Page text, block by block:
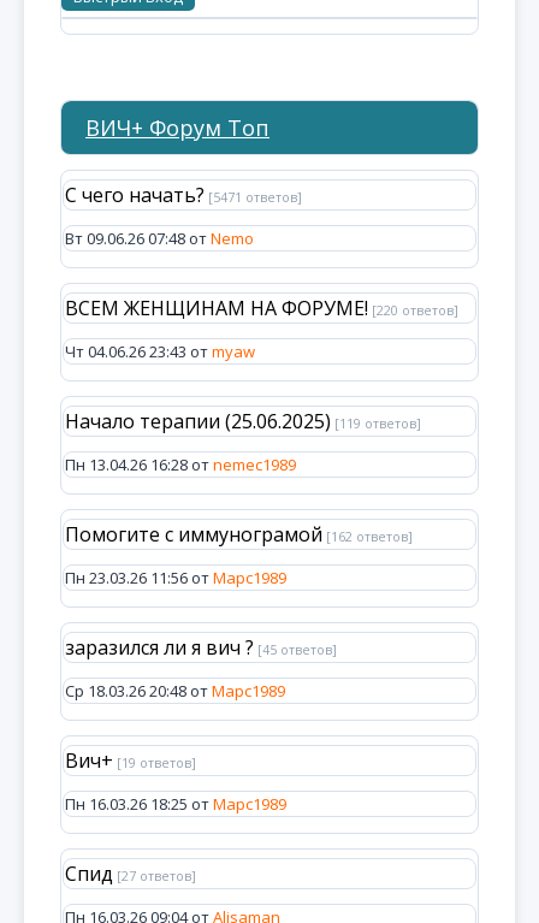
ВИЧ+ Форум Топ
С чего начать? [5471 ответов]
Вт 09.06.26 07:48 отNemo
ВСЕМ ЖЕНЩИНАМ НА ФОРУМЕ! [220 ответов]
Чт 04.06.26 23:43 отmyaw
Начало терапии (25.06.2025) [119 ответов]
Пн 13.04.26 16:28 отnemec1989
Помогите с иммунограмой [162 ответов]
Пн 23.03.26 11:56 отМарс1989
заразился ли я вич ? [45 ответов]
Ср 18.03.26 20:48 отМарс1989
Вич+ [19 ответов]
Пн 16.03.26 18:25 отМарс1989
Спид [27 ответов]
Пн 16.03.26 09:04 отAlisaman